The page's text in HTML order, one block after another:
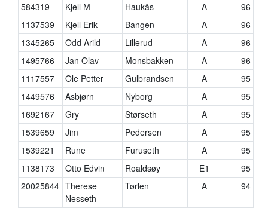
584319
Kjell M Haukås A
96
1137539
Kjell Erik Bangen A
96
1345265
Odd Arild Lillerud A
96
1495766
Jan Olav Monsbakken A
96
1117557
Ole Petter Gulbrandsen A
95
1449576
Asbjørn Nyborg A
95
1692167
Gry Størseth A
95
1539659
Jim Pedersen A
95
1539221
Rune Furuseth A
95
1138173
Otto Edvin Roaldsøy E1
95
20025844 Therese
Nesseth
Tørlen A 94